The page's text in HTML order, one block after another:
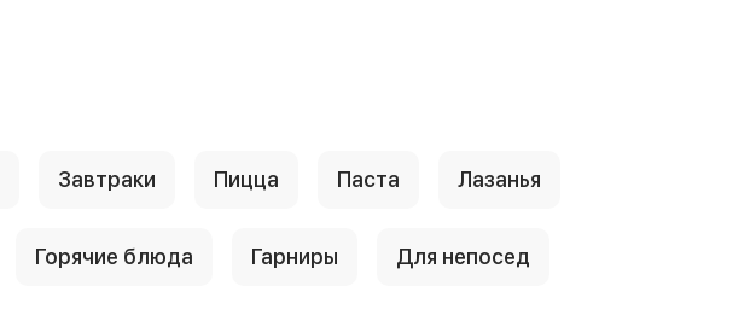
Завтраки Пицца Паста Лазанья
Горячие блюда Гарниры Для непосед